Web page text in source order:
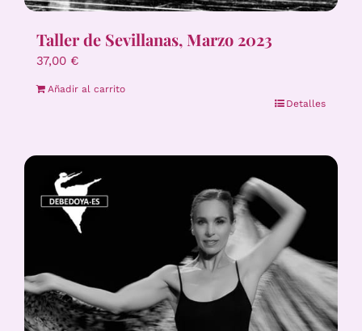
Taller de Sevillanas, Marzo 2023
37,00 €
Añadir al carrito
Detalles